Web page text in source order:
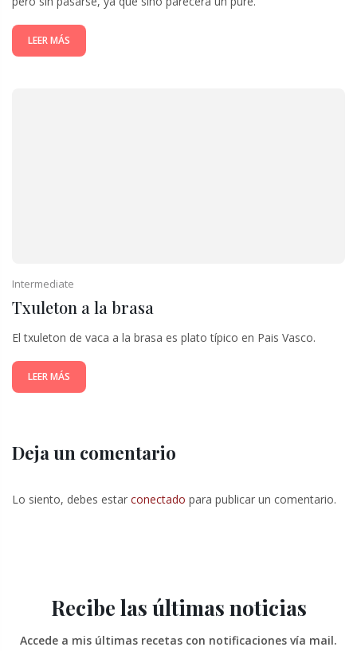
LEER MÁS
Intermediate
Txuleton a la brasa
El txuleton de vaca a la brasa es plato típico en Pais Vasco.
LEER MÁS
Deja un comentario
Lo siento, debes estar conectado para publicar un comentario.
Recibe las últimas noticias
Accede a mis últimas recetas con notificaciones vía mail.